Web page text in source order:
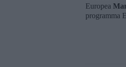
Europea
programma